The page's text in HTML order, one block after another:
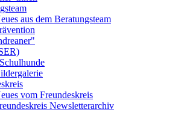
aus dem Beratungsteam
vom Freundeskreis
Newsletterarchiv